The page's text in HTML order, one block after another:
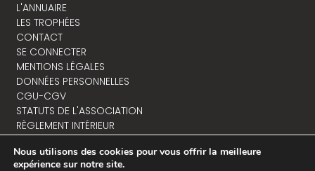
L'ANNUAIRE
LES TROPHÉES
CONTACT
SE CONNECTER
MENTIONS LÉGALES
DONNÉES PERSONNELLES
CGU-CGV
STATUTS DE L'ASSOCIATION
RÈGLEMENT INTÉRIEUR
Nous utilisons des cookies pour vous offrir la meilleure
expérience sur notre site.